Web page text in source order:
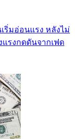
ริ่มอ่อนแรง หลังไม่
แรงกดดันจากเฟด